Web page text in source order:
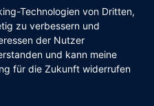
Sieber
Technologien von Dritten,
zu verbessern und
der Nutzer
und kann meine
für die Zukunft widerrufen